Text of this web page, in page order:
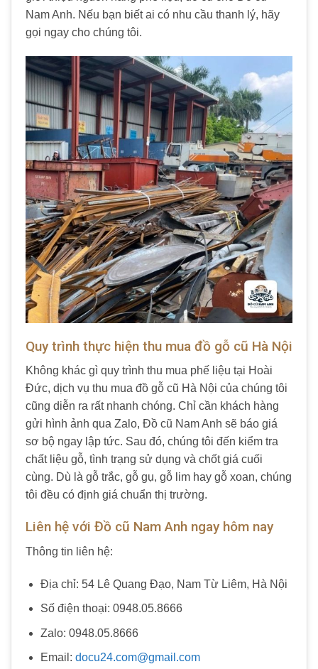
Nam Anh. Nếu bạn biết ai có nhu cầu thanh lý, hãy
gọi ngay cho chúng tôi.
Quy trình thực hiện thu mua đồ gỗ cũ Hà Nội
Không khác gì quy trình thu mua phế liệu tại Hoài
Đức, dịch vụ thu mua đồ gỗ cũ Hà Nội của chúng tôi
cũng diễn ra rất nhanh chóng. Chỉ cần khách hàng
gửi hình ảnh qua Zalo, Đồ cũ Nam Anh sẽ báo giá
sơ bộ ngay lập tức. Sau đó, chúng tôi đến kiểm tra
chất liệu gỗ, tình trạng sử dụng và chốt giá cuối
cùng. Dù là gỗ trắc, gỗ gụ, gỗ lim hay gỗ xoan, chúng
tôi đều có định giá chuẩn thị trường.
Liên hệ với Đồ cũ Nam Anh ngay hôm nay
Thông tin liên hệ:
Địa chỉ: 54 Lê Quang Đạo, Nam Từ Liêm, Hà Nội
Số điện thoại: 0948.05.8666
Zalo: 0948.05.8666
Email: docu24.com@gmail.com